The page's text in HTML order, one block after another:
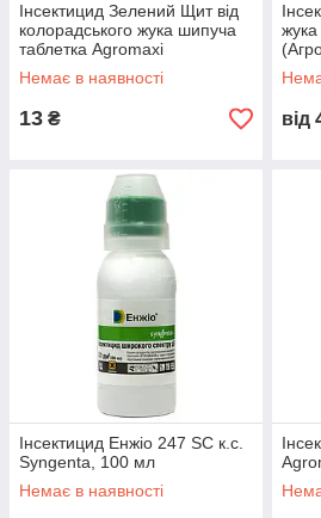
Інсектицид Зелений Щит від
колорадського жука шипуча
таблетка Agromaxi
(Агромаксі), 10 г
Немає в наявності
13 ₴ від
Інсектицид Енжіо 247 SC к.с.
Syngenta, 100 мл
Немає в наявності